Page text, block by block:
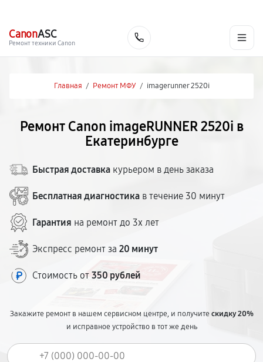
CanonASC
Ремонт техники Canon
Главная / Ремонт МФУ / imagerunner 2520i
Ремонт Canon imageRUNNER 2520i в
Екатеринбурге
Быстрая доставка курьером в день заказа
Бесплатная диагностика в течение 30 минут
Гарантия на ремонт до 3х лет
Экспресс ремонт за 20 минут
Стоимость от 350 рублей
Закажите ремонт в нашем сервисном центре, и получитескидку 20%
и исправное устройство в тот же день